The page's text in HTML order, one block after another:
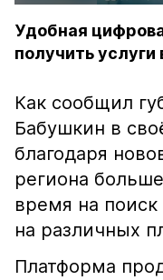
Удобная
получить
Как сообщил
Бабушкин в
благодаря
региона
время на
на различных
Платформа